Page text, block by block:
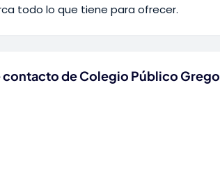
todo lo que tiene para ofrecer.
de Colegio Público